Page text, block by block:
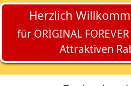
Herzlich
für ORIGINAL
Attraktiven